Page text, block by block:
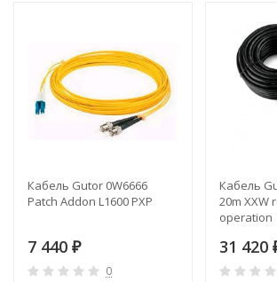
Кабель Gutor 0W6666
Patch Addon L1600 PXP
7 440 ₽
0
Кабель
20m XXW
operation
31 420